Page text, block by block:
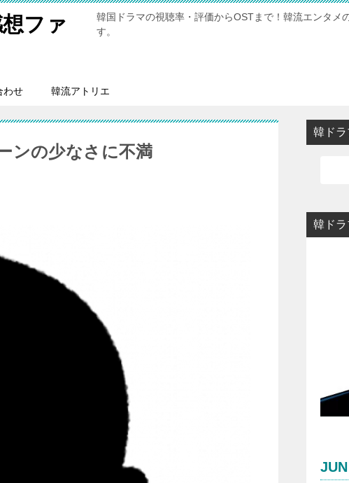
ファ
韓国ドラマの視聴率・評価からOSTまで！韓流エンタメ
す。
わせ 韓流アトリエ
ンの少なさに不満
韓ド
韓ド
JUN